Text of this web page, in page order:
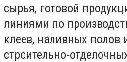
сырья, готовой
линиями по
клеев, наливных полов
строительно-